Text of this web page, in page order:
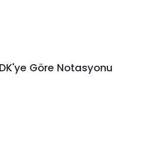
Göre Notasyonu